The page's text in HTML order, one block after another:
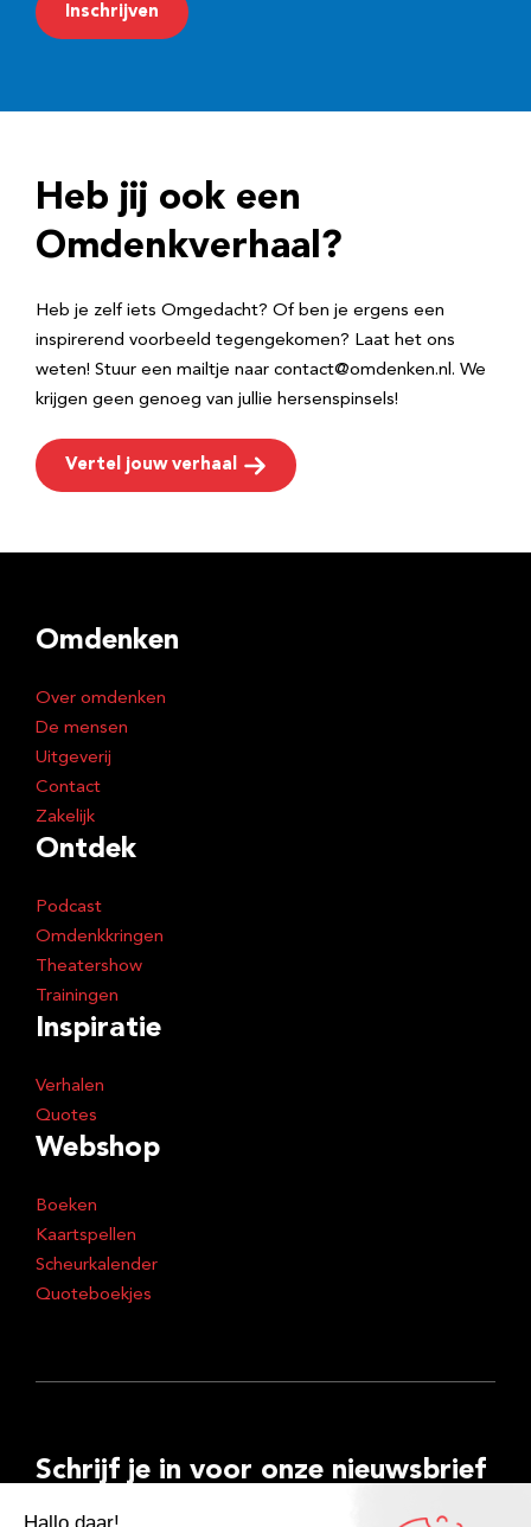
a
r
e
Inschrijven
Heb jij ook een
Omdenkverhaal?
Heb je zelf iets Omgedacht? Of ben je ergens een
inspirerend voorbeeld tegengekomen? Laat het ons
weten! Stuur een mailtje naar contact@omdenken.nl. We
krijgen geen genoeg van jullie hersenspinsels!
Vertel jouw verhaal
Omdenken
Over omdenken
De mensen
Uitgeverij
Contact
Zakelijk
Ontdek
Podcast
Omdenkkringen
Theatershow
Trainingen
Inspiratie
Verhalen
Quotes
Webshop
Boeken
Kaartspellen
Scheurkalender
Quoteboekjes
Schrijf je in voor onze nieuwsbrief